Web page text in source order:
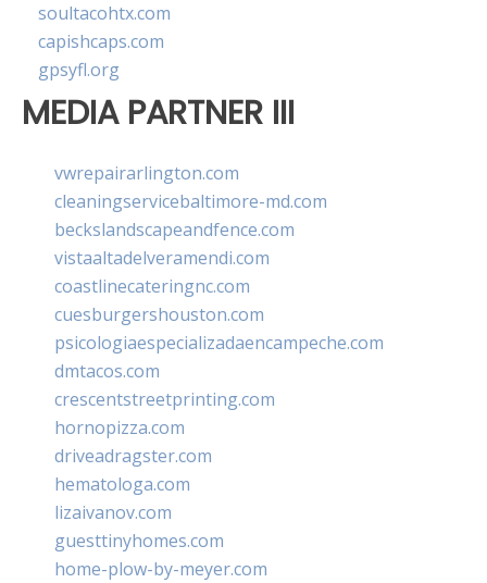
soultacohtx.com
capishcaps.com
gpsyfl.org
MEDIA PARTNER III
vwrepairarlington.com
cleaningservicebaltimore-md.com
beckslandscapeandfence.com
vistaaltadelveramendi.com
coastlinecateringnc.com
cuesburgershouston.com
psicologiaespecializadaencampeche.com
dmtacos.com
crescentstreetprinting.com
hornopizza.com
driveadragster.com
hematologa.com
lizaivanov.com
guesttinyhomes.com
home-plow-by-meyer.com